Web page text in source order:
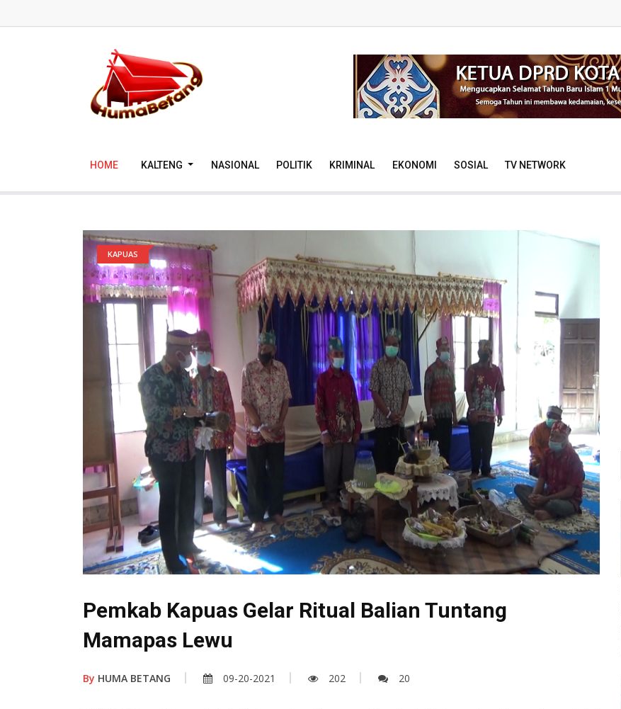
HOME KALTENG NASIONAL POLITIK KRIMINAL EKONOMI SOSIAL TV NETWORK
KAPUAS
Pemkab Kapuas Gelar Ritual Balian Tuntang
Mamapas Lewu
By HUMA BETANG 09-20-2021 202 20